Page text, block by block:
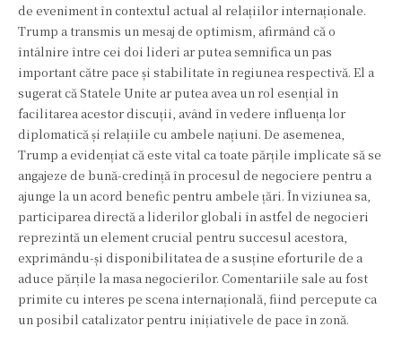
de eveniment în contextul actual al relațiilor internaționale.
Trump a transmis un mesaj de optimism, afirmând că o
întâlnire între cei doi lideri ar putea semnifica un pas
important către pace și stabilitate în regiunea respectivă. El a
sugerat că Statele Unite ar putea avea un rol esențial în
facilitarea acestor discuții, având în vedere influența lor
diplomatică și relațiile cu ambele națiuni. De asemenea,
Trump a evidențiat că este vital ca toate părțile implicate să se
angajeze de bună-credință în procesul de negociere pentru a
ajunge la un acord benefic pentru ambele țări. În viziunea sa,
participarea directă a liderilor globali în astfel de negocieri
reprezintă un element crucial pentru succesul acestora,
exprimându-și disponibilitatea de a susține eforturile de a
aduce părțile la masa negocierilor. Comentariile sale au fost
primite cu interes pe scena internațională, fiind percepute ca
un posibil catalizator pentru inițiativele de pace în zonă.